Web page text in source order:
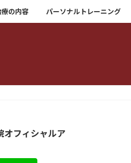
療の内容 パーソナルトレーニング
フィシャルア